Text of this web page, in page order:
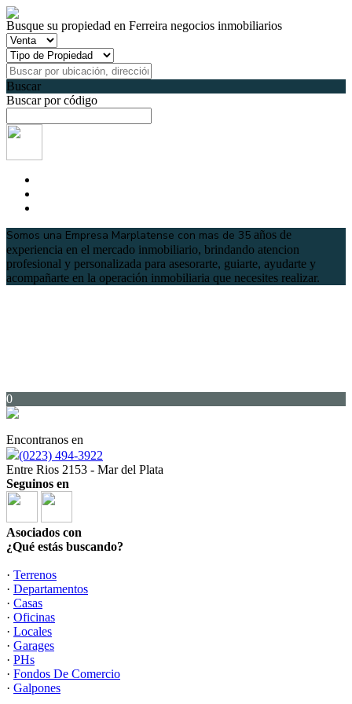
Busque su propiedad en Ferreira negocios inmobiliarios
Buscar
Buscar por código
Somos una Empresa Marplatense con mas de 35 años de
experiencia en el mercado inmobiliario, brindando atencion
profesional y personalizada para asesorarte, guiarte, ayudarte y
acompañarte en la operación inmobiliaria que necesites realizar.
0
Encontranos en
(0223) 494-3922
Entre Rios 2153 - Mar del Plata
Seguinos en
Asociados con
¿Qué estás buscando?
· Terrenos
· Departamentos
· Casas
· Oficinas
· Locales
· Garages
· PHs
· Fondos De Comercio
· Galpones